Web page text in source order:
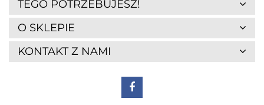
TEGO POTRZEBUJESZ!
O SKLEPIE
KONTAKT Z NAMI